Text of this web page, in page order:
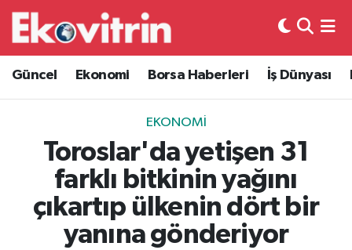
Güncel Ekonomi Borsa Haberleri İş Dünyası
EKONOMI
Toroslar'da yetişen 31
farklı bitkinin yağını
çıkartıp ülkenin dört bir
yanına gönderiyor
Güncel
Ekonomi
Borsa Haberleri
İş Dünyası
Lojistik
Hava Durumu
Trafik Durumu
Süper Lig Puan Durumu ve Fikstür
Tüm Manşetler
Son Dakika Haberleri